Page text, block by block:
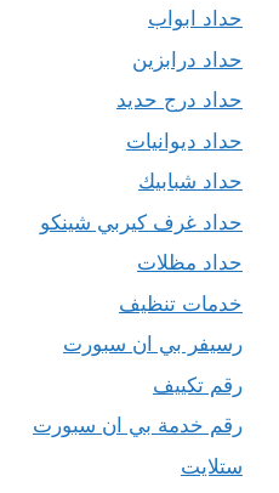
حداد ابواب
حداد درابزين
حداد درج حديد
حداد ديوانيات
حداد شبابيك
حداد غرف كيربي شينكو
حداد مظلات
خدمات تنظيف
رسيفر بي ان سبورت
رقم تكييف
رقم خدمة بي ان سبورت
ستلايت